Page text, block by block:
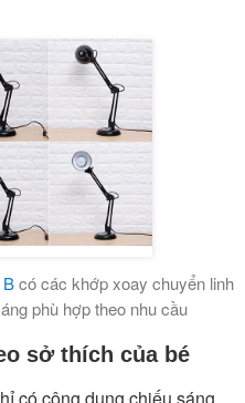
có các khớp xoay chuyển linh
phù hợp theo nhu cầu
sở thích của bé
có công dụng chiếu sáng